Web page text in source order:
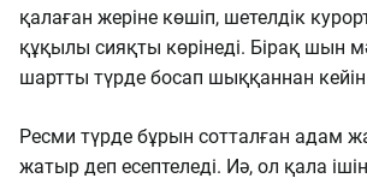
қалаған жеріне көшіп, шетелдік
құқылы сияқты көрінеді. Бірақ шын
шартты түрде босап шыққаннан
Ресми түрде бұрын сотталған адам
жатыр деп есептеледі. Иә, ол қала